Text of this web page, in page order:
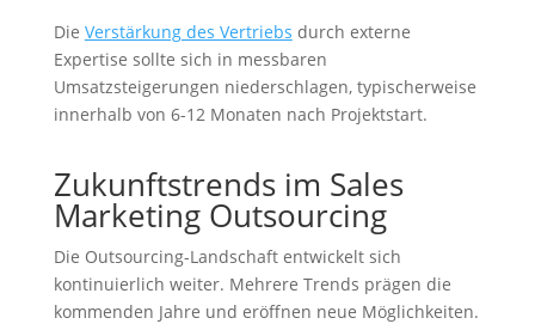
Die Verstärkung des Vertriebs durch externe
Expertise sollte sich in messbaren
Umsatzsteigerungen niederschlagen, typischerweise
innerhalb von 6-12 Monaten nach Projektstart.
Zukunftstrends im Sales
Marketing Outsourcing
Die Outsourcing-Landschaft entwickelt sich
kontinuierlich weiter. Mehrere Trends prägen die
kommenden Jahre und eröffnen neue Möglichkeiten.